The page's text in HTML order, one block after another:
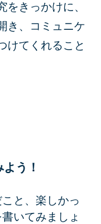
きっかけに、
き、コミュニケ
けてくれること
う！
と、楽しかっ
いてみましょ